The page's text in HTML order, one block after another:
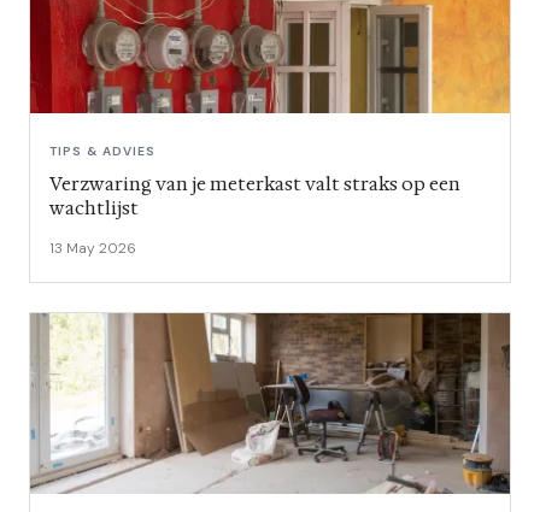
TIPS & ADVIES
Verzwaring van je meterkast valt straks op een
wachtlijst
13 May 2026